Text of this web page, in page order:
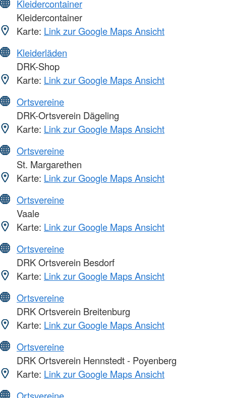
Kleidercontainer
Kleidercontainer
Karte: Link zur Google Maps Ansicht
Kleiderläden
DRK-Shop
Karte: Link zur Google Maps Ansicht
Ortsvereine
DRK-Ortsverein Dägeling
Karte: Link zur Google Maps Ansicht
Ortsvereine
St. Margarethen
Karte: Link zur Google Maps Ansicht
Ortsvereine
Vaale
Karte: Link zur Google Maps Ansicht
Ortsvereine
DRK Ortsverein Besdorf
Karte: Link zur Google Maps Ansicht
Ortsvereine
DRK Ortsverein Breitenburg
Karte: Link zur Google Maps Ansicht
Ortsvereine
DRK Ortsverein Hennstedt - Poyenberg
Karte: Link zur Google Maps Ansicht